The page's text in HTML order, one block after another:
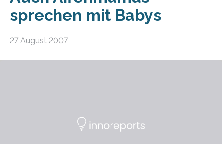
sprechen mit Babys
27 August 2007